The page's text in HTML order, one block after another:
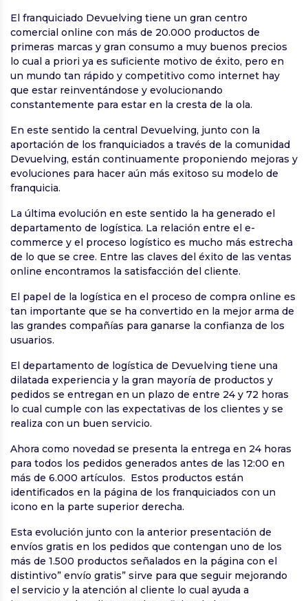
El franquiciado Devuelving tiene un gran centro
comercial online con más de 20.000 productos de
primeras marcas y gran consumo a muy buenos precios
lo cual a priori ya es suficiente motivo de éxito, pero en
un mundo tan rápido y competitivo como internet hay
que estar reinventándose y evolucionando
constantemente para estar en la cresta de la ola.
En este sentido la central Devuelving, junto con la
aportación de los franquiciados a través de la comunidad
Devuelving, están continuamente proponiendo mejoras y
evoluciones para hacer aún más exitoso su modelo de
franquicia.
La última evolución en este sentido la ha generado el
departamento de logística. La relación entre el e-
commerce y el proceso logístico es mucho más estrecha
de lo que se cree. Entre las claves del éxito de las ventas
online encontramos la satisfacción del cliente.
El papel de la logística en el proceso de compra online es
tan importante que se ha convertido en la mejor arma de
las grandes compañías para ganarse la confianza de los
usuarios.
El departamento de logística de Devuelving tiene una
dilatada experiencia y la gran mayoría de productos y
pedidos se entregan en un plazo de entre 24 y 72 horas
lo cual cumple con las expectativas de los clientes y se
realiza con un buen servicio.
Ahora como novedad se presenta la entrega en 24 horas
para todos los pedidos generados antes de las 12:00 en
más de 6.000 artículos. Estos productos están
identificados en la página de los franquiciados con un
icono en la parte superior derecha.
Esta evolución junto con la anterior presentación de
envíos gratis en los pedidos que contengan uno de los
más de 1.500 productos señalados en la página con el
distintivo” envío gratis” sirve para que seguir mejorando
el servicio y la atención al cliente lo cual ayuda a